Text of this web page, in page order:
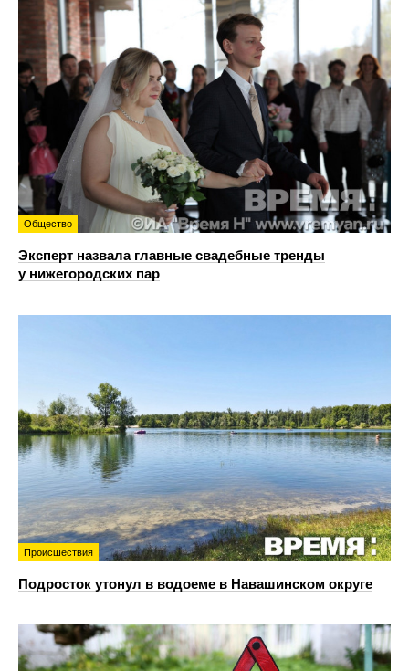
Общество
Эксперт назвала главные свадебные тренды
у нижегородских пар
Происшествия
Подросток утонул в водоеме в Навашинском округе